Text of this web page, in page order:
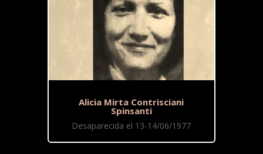
Alicia Mirta Contrisciani
Spinsanti
Desaparecida el 13-14/06/1977